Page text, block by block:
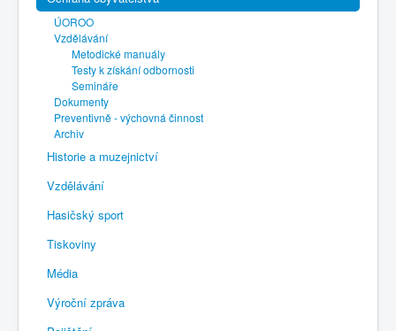
ÚOROO
Vzdělávání
Metodické manuály
Testy k získání odbornosti
Semináře
Dokumenty
Preventivně - výchovná činnost
Archiv
Historie a muzejnictví
Vzdělávání
Hasičský sport
Tiskoviny
Média
Výroční zpráva